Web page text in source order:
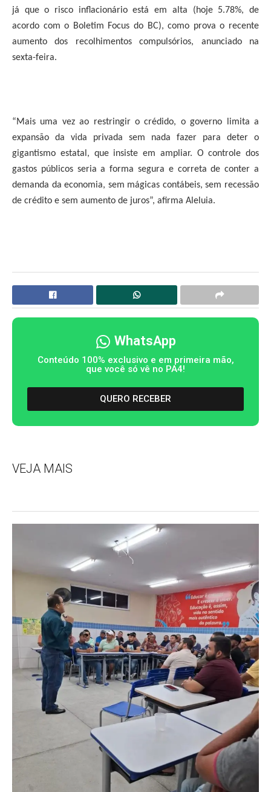
já que o risco inflacionário está em alta (hoje 5.78%, de
acordo com o Boletim Focus do BC), como prova o recente
aumento dos recolhimentos compulsórios, anunciado na
sexta-feira.
“Mais uma vez ao restringir o crédido, o governo limita a
expansão da vida privada sem nada fazer para deter o
gigantismo estatal, que insiste em ampliar. O controle dos
gastos públicos seria a forma segura e correta de conter a
demanda da economia, sem mágicas contábeis, sem recessão
de crédito e sem aumento de juros”, afirma Aleluia.
WhatsApp
Conteúdo 100% exclusivo e em primeira mão,
que você só vê no PA4!
QUERO RECEBER
VEJA MAIS